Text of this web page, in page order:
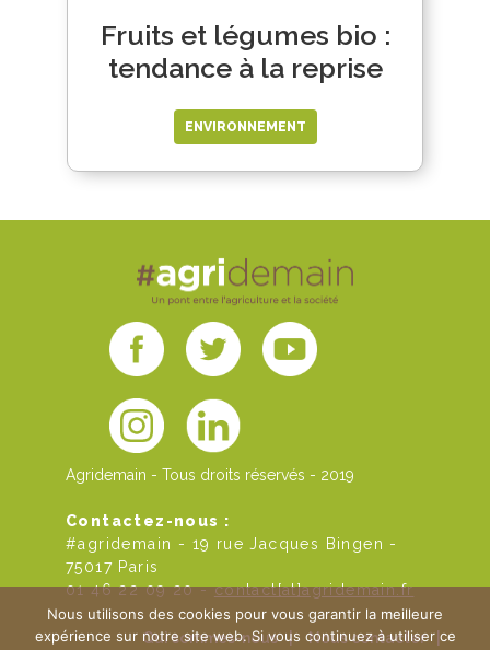
Fruits et légumes bio :
tendance à la reprise
ENVIRONNEMENT
Agridemain - Tous droits réservés - 2019
Contactez-nous :
#agridemain - 19 rue Jacques Bingen -
75017 Paris
01 46 22 09 20 -contact[at]agridemain.fr
Qui sommes-nous | Nous contacter |
Nous utilisons des cookies pour vous garantir la meilleure
expérience sur notre site web. Si vous continuez à utiliser ce